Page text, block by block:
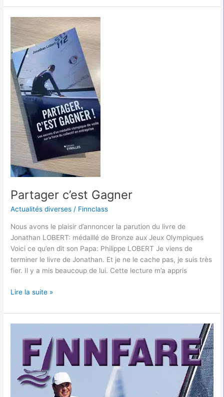
Partager c’est Gagner
Actualités diverses / Finnclass
Nous avons le plaisir d’annoncer la parution du livre de
Jonathan LOBERT: médaillé de Bronze aux Jeux Olympiques
Voici ce qu’en dit son Papa: Philippe LOBERT Je viens de
terminer le livre de Jonathan. Et je ne le cache pas, je suis très
fier. Il y a mis beaucoup de lui. Cette lecture m’a appris
Partager
c’est
Gagner
Lire la suite »
Novembre
2025